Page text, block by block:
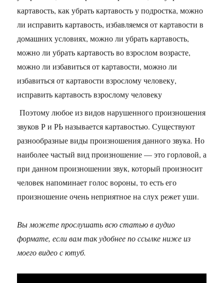
Поэтому любое из видов нарушенного произношения
звуков Р и РЬ называется картавостью. Существуют
разнообразные виды произношения данного звука. Но
наиболее частый вид произношение — это горловой, а
при данном произношении звук, который произносит
человек напоминает голос вороны, то есть его
произношение очень неприятное на слух режет уши.
Вы можете прослушать всю статью в аудио
формате, если вам так удобнее по ссылке ниже из
моего видео с ютуб.